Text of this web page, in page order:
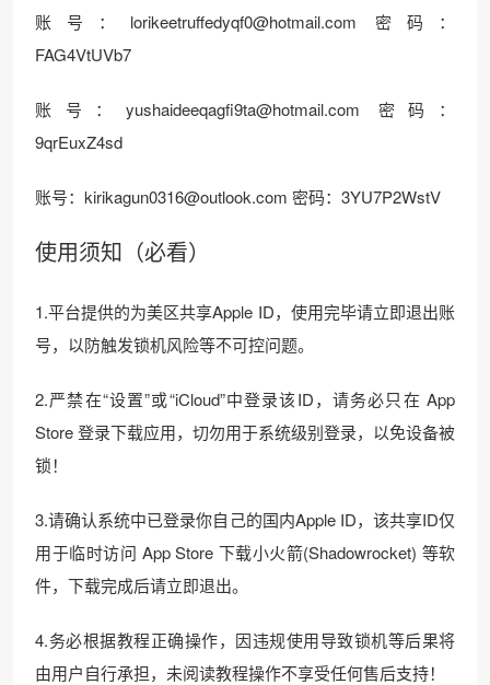
账号： lorikeetruffedyqf0@hotmail.com 密码：
FAG4VtUVb7
账号： yushaideeqagfi9ta@hotmail.com 密码：
9qrEuxZ4sd
账号： kirikagun0316@outlook.com 密码：3YU7P2WstV
使用须知（必看）
1.平台提供的为美区共享Apple ID，使用完毕请立即退出账
号，以防触发锁机风险等不可控问题。
2.严禁在“设置”或“iCloud”中登录该ID，请务必只在 App
Store 登录下载应用，切勿用于系统级别登录，以免设备被
锁！
3.请确认系统中已登录你自己的国内Apple ID，该共享ID仅
用于临时访问 App Store 下载小火箭(Shadowrocket) 等软
件，下载完成后请立即退出。
4.务必根据教程正确操作，因违规使用导致锁机等后果将
由用户自行承担，未阅读教程操作不享受任何售后支持！